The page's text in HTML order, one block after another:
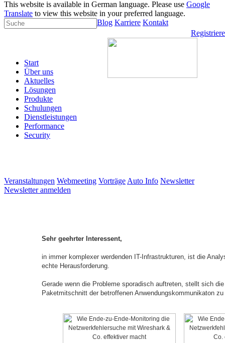
This website is available in German language. Please use Google
Translate to view this website in your preferred language.
Blog Karriere Kontakt
Start
Über uns
Aktuelles
Lösungen
Produkte
Schulungen
Dienstleistungen
Performance
Security
Veranstaltungen Webmeeting Vorträge Auto Info Newsletter
Newsletter anmelden
Sehr geehrter Interessent,
in immer komplexer werdenden IT-Infrastrukturen, ist die
echte Herausforderung.
Gerade wenn die Probleme sporadisch auftreten, stellt sich
Paketmitschnitt der betroffenen Anwendungskommunikaton